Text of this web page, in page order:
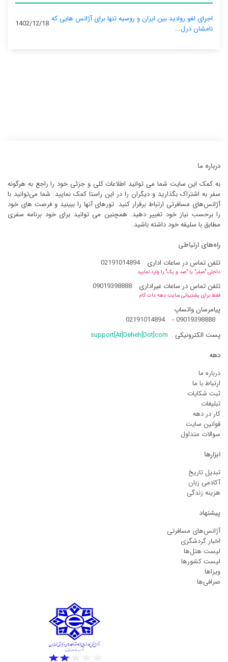
اجرای لغو روادید بین ایران و روسیه تنها برای آژانس‌ هایی که
نامشان درل...
1402/12/18
درباره ما
به کمک این سایت شما می توانید اطلاعات کلی و جزئی خود را راجع به هرگونه
سفر به اشتراک بگذارید و دیگران را در این راستا کمک نمایید. شما می‌توانید با
آژانس‌های مسافرتی ارتباط برقرار کنید. تورهای آنها را ببینید و فرصت های خود
را برحسب نیاز خود تغییر دهید. همچنین می توانید برای خود برنامه سفری
مطابق با سلیقه خود داشته باشید.
راه‌های ارتباطی
تلفن تماس در ساعات اداری
02191014894
داخلی "صفر" یا "صد و یک" را وارد نمایید
تلفن تماس در ساعات غیراداری 09019398888
فقط برای پشتیبانی سایت دهه دات کام
پیامرسان واتساپ
09019398888
-
02191014894
پست الکترونیکی
support[At]Deheh[Dot]com
دهه
درباره ما
ارتباط با ما
ثبت شکایات
تبلیغات
کار در دهه
قوانین سایت
سوالات متداول
ابزارها
تبدیل تاریخ
آکادمی زبان
هزینه زندگی
پیشنهاد
آژانس‌های مسافرتی
اخبار گردشگری
لیست هتل‌ها
لیست کشورها
ویزاها
صرافی‌ها